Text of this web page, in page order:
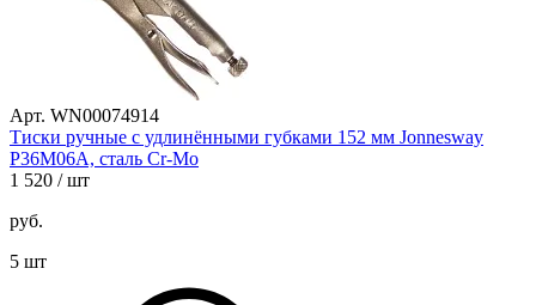
Арт. WN00074914
Тиски ручные с удлинёнными губками 152 мм Jonnesway
P36M06A, сталь Cr-Mo
1 520 / шт
руб.
5 шт